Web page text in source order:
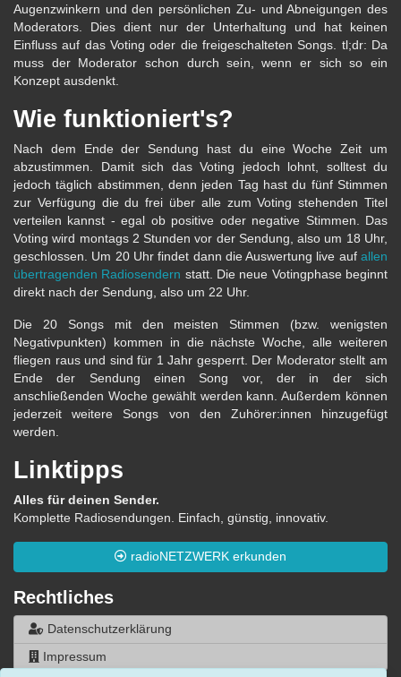
Augenzwinkern und den persönlichen Zu- und Abneigungen des
Moderators. Dies dient nur der Unterhaltung und hat keinen
Einfluss auf das Voting oder die freigeschalteten Songs. tl;dr: Da
muss der Moderator schon durch sein, wenn er sich so ein
Konzept ausdenkt.
Wie funktioniert's?
Nach dem Ende der Sendung hast du eine Woche Zeit um
abzustimmen. Damit sich das Voting jedoch lohnt, solltest du
jedoch täglich abstimmen, denn jeden Tag hast du fünf Stimmen
zur Verfügung die du frei über alle zum Voting stehenden Titel
verteilen kannst - egal ob positive oder negative Stimmen. Das
Voting wird montags 2 Stunden vor der Sendung, also um 18 Uhr,
geschlossen. Um 20 Uhr findet dann die Auswertung live auf allen
übertragenden Radiosendern statt. Die neue Votingphase beginnt
direkt nach der Sendung, also um 22 Uhr.
Die 20 Songs mit den meisten Stimmen (bzw. wenigsten
Negativpunkten) kommen in die nächste Woche, alle weiteren
fliegen raus und sind für 1 Jahr gesperrt. Der Moderator stellt am
Ende der Sendung einen Song vor, der in der sich
anschließenden Woche gewählt werden kann. Außerdem können
jederzeit weitere Songs von den Zuhörer:innen hinzugefügt
werden.
Linktipps
Alles für deinen Sender.
Komplette Radiosendungen. Einfach, günstig, innovativ.
radioNETZWERK erkunden
Rechtliches
Datenschutzerklärung
Impressum